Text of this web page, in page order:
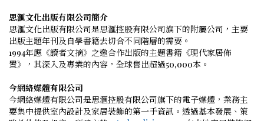
思滙文化出版有限公司簡介
思滙文化出版有限公司是思滙控股有限公司旗下的附屬公司，主要
出版主題年刊及自學書籍去切合不同階層的需要。
1994年應《讀者文摘》之邀合作出版的主題書籍《現代家居佈
置》，其深入及專業的內容，全球售出超過50,000本。
今網絡媒體有限公司
今網絡媒體有限公司是思滙控股有限公司旗下的電子媒體，業務主
要集中提供室內設計及家居裝飾的第一手資訊。透過基本發展、策